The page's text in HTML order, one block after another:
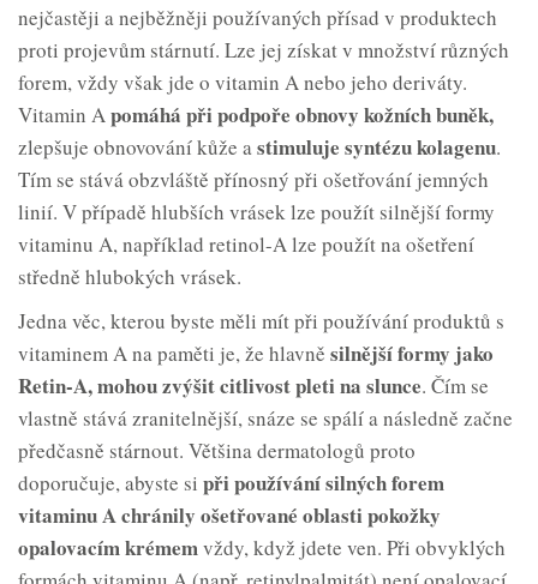
nejčastěji a nejběžněji používaných přísad v produktech
proti projevům stárnutí. Lze jej získat v množství různých
forem, vždy však jde o vitamin A nebo jeho deriváty.
Vitamin Apomáhá při podpoře obnovy kožníchbuněk,
zlepšuje obnovování kůže astimuluje syntézukolagenu.
Tím se stává obzvláště přínosný při ošetřování jemných
linií. V případě hlubších vrásek lze použít silnější formy
vitaminu A, například retinol-A lze použít na ošetření
středně hlubokých vrásek.
Jedna věc, kterou byste měli mít při používání produktů s
vitaminem A na paměti je, že hlavně silnější formy jako
Retin-A, mohou zvýšit citlivost pleti na slunce. Čím se
vlastně stává zranitelnější, snáze se spálí a následně začne
předčasně stárnout. Většina dermatologů proto
doporučuje, abyste si při používání silných forem
vitaminu A chránily ošetřované oblasti pokožky
opalovacímkrémemvždy, když jdete ven. Při obvyklých